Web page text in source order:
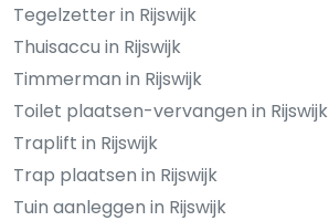
Tegelzetter in Rijswijk
Thuisaccu in Rijswijk
Timmerman in Rijswijk
Toilet plaatsen-vervangen in Rijswijk
Traplift in Rijswijk
Trap plaatsen in Rijswijk
Tuin aanleggen in Rijswijk